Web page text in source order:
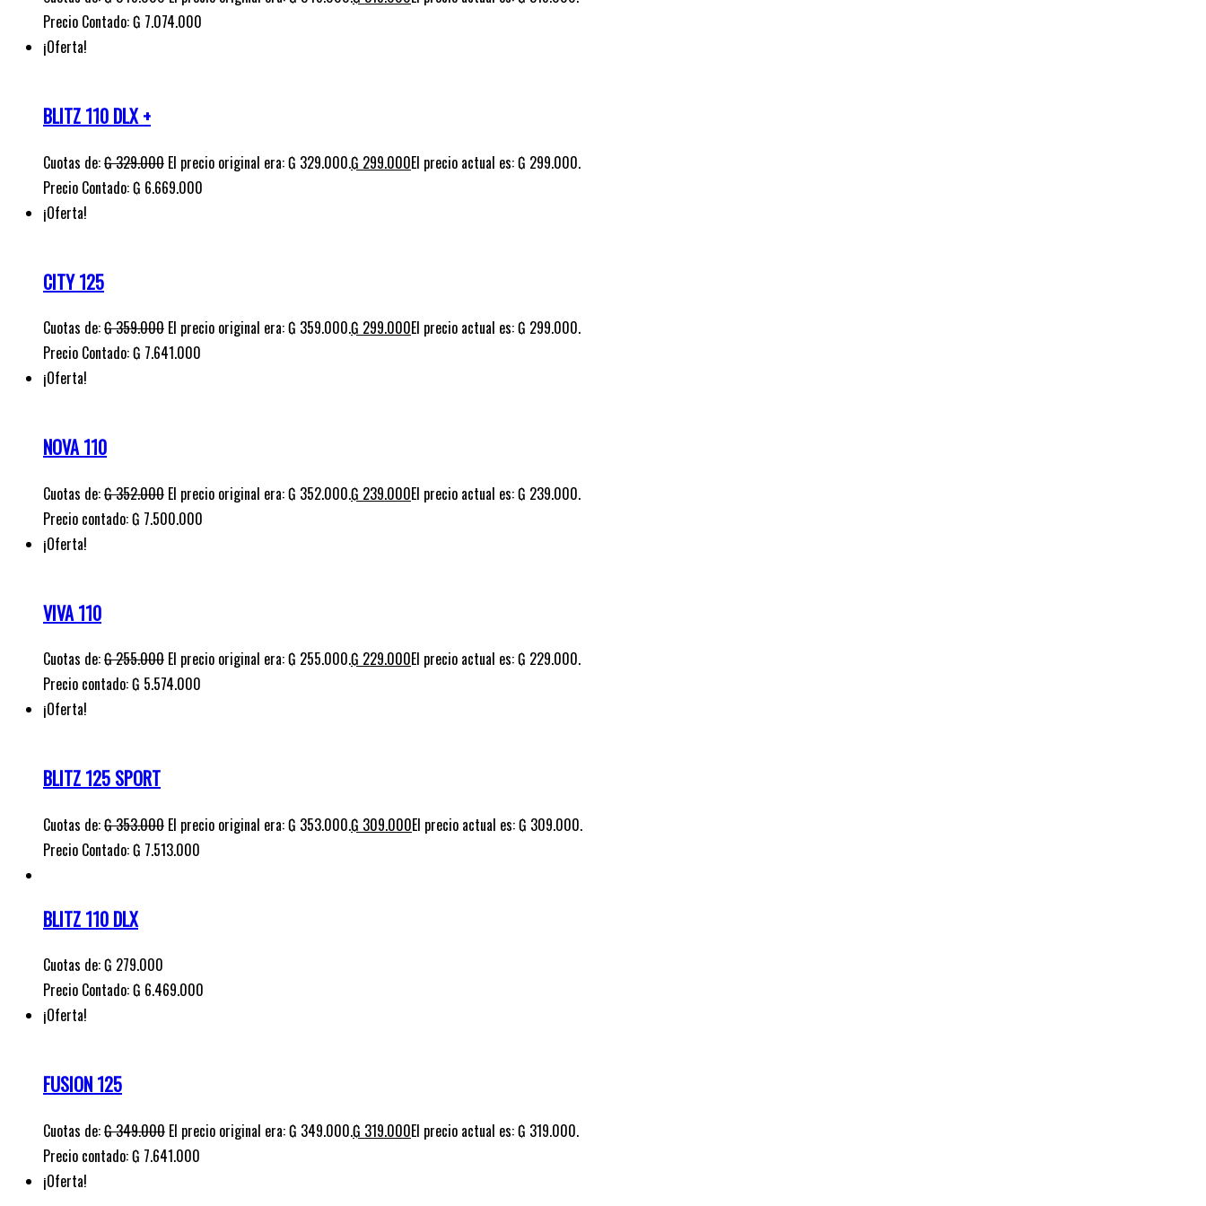
Precio Contado: ₲ 7.074.000
¡Oferta!
BLITZ 110 DLX +
Cuotas de:₲329.000 El precio original era: ₲ 329.000.₲ 299.000El precio actual es: ₲ 299.000.
Precio Contado: ₲ 6.669.000
¡Oferta!
CITY 125
Cuotas de:₲359.000 El precio original era: ₲ 359.000.₲ 299.000El precio actual es: ₲ 299.000.
Precio Contado: ₲ 7.641.000
¡Oferta!
NOVA 110
Cuotas de:₲352.000 El precio original era: ₲ 352.000.₲ 239.000El precio actual es: ₲ 239.000.
Precio contado: ₲ 7.500.000
¡Oferta!
VIVA 110
Cuotas de:₲255.000 El precio original era: ₲ 255.000.₲ 229.000El precio actual es: ₲ 229.000.
Precio contado: ₲ 5.574.000
¡Oferta!
BLITZ 125 SPORT
Cuotas de:₲353.000 El precio original era: ₲ 353.000.₲ 309.000El precio actual es: ₲ 309.000.
Precio Contado: ₲ 7.513.000
BLITZ 110 DLX
Cuotas de:₲ 279.000
Precio Contado: ₲ 6.469.000
¡Oferta!
FUSION 125
Cuotas de:₲349.000 El precio original era: ₲ 349.000.₲ 319.000El precio actual es: ₲ 319.000.
Precio contado: ₲ 7.641.000
¡Oferta!